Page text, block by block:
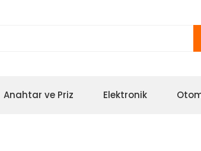
Anahtar ve Priz Elektronik